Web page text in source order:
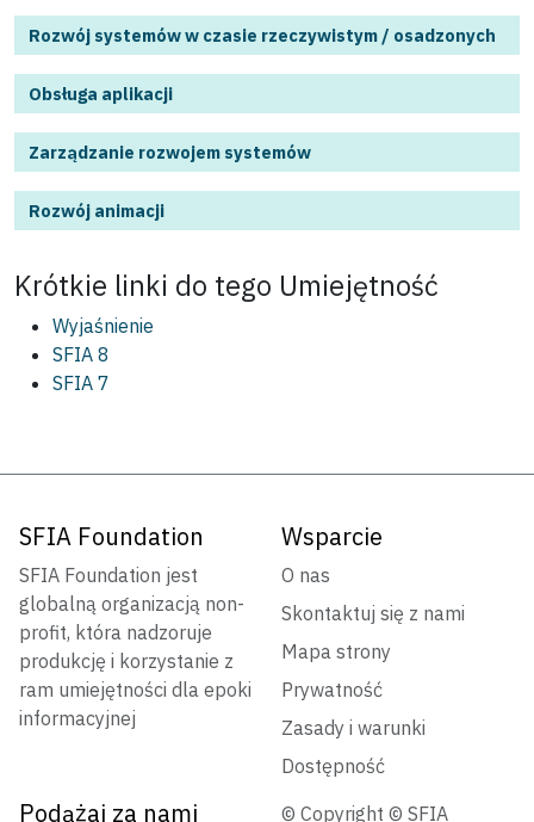
Rozwój systemów w czasie rzeczywistym / osadzonych
Obsługa aplikacji
Zarządzanie rozwojem systemów
Rozwój animacji
Krótkie linki do tego Umiejętność
Wyjaśnienie
SFIA 8
SFIA 7
SFIA Foundation
SFIA Foundation jest
globalną organizacją non-
profit, która nadzoruje
produkcję i korzystanie z
ram umiejętności dla epoki
informacyjnej
Wsparcie
O nas
Skontaktuj się z nami
Mapa strony
Prywatność
Zasady i warunki
Dostępność
Podążaj za nami © Copyright © SFIA